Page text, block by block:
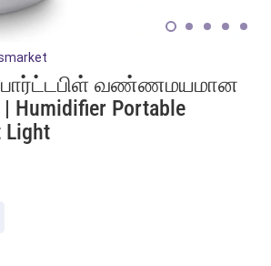
போர்ட்டபிள் வண்ணமயமான
Humidifier Portable
Light